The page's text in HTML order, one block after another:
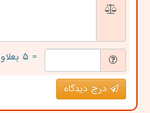
= ۵ بعلاوه ۳
درج دیدگاه